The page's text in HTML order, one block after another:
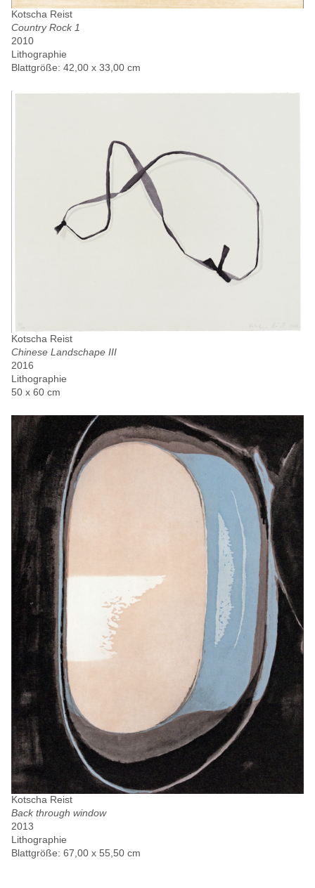
Kotscha Reist
Country Rock 1
2010
Lithographie
Blattgröße: 42,00 x 33,00 cm
Kotscha Reist
Chinese Landschape III
2016
Lithographie
50 x 60 cm
Kotscha Reist
Back through window
2013
Lithographie
Blattgröße: 67,00 x 55,50 cm